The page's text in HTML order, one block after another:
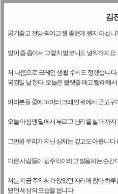
김
공기좋고 전망 쥑이고 젤 좋은게 뭔지 아십
방이 좀 좁아서 그렇지 발코니도 널찍하지
저 나름으로 크레인 생활 수칙도 정했습니
국경일 날 한다. 오늘은 빨랫줄 매고 빨래해
여러분들 중에 35미터 크레인 위에서 군고구
오늘 아침엔 밑에서 부르고 난리를 칠 때까
그만큼 우리가 지닌 상처는 깊고도 아픕니다
다른 사람들이 김주익이라고 발음하는 순간
저는 지금 주익씨가 앉았던 자리에 앉아 하
봤던 세상의 모습을 봅니다.